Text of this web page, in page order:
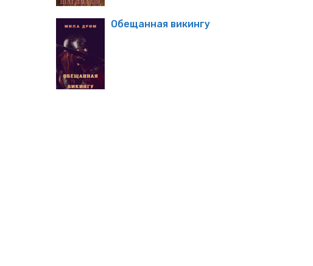
Обещанная викингу